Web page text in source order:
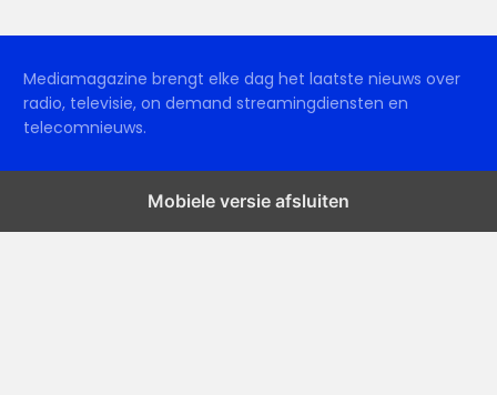
Mediamagazine brengt elke dag het laatste nieuws over
radio, televisie, on demand streamingdiensten en
telecomnieuws.
Mobiele versie afsluiten